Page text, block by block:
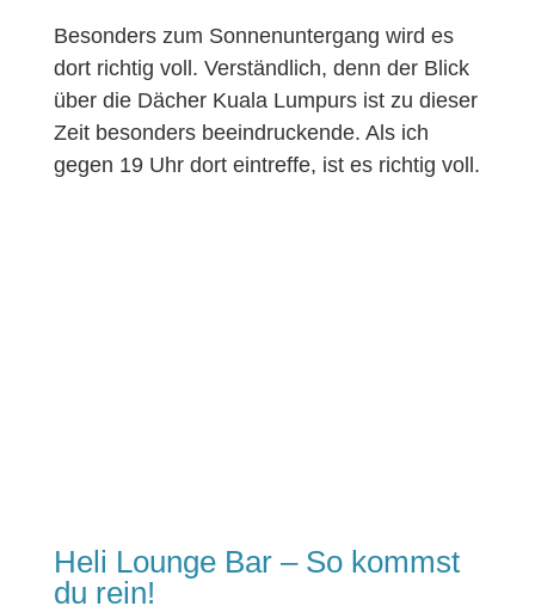
Besonders zum Sonnenuntergang wird es
dort richtig voll. Verständlich, denn der Blick
über die Dächer Kuala Lumpurs ist zu dieser
Zeit besonders beeindruckende. Als ich
gegen 19 Uhr dort eintreffe, ist es richtig voll.
Heli Lounge Bar – So kommst
du rein!